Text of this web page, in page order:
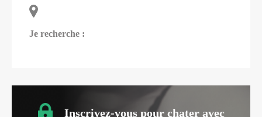
Je recherche :
Inscrivez-vous pour chater avec